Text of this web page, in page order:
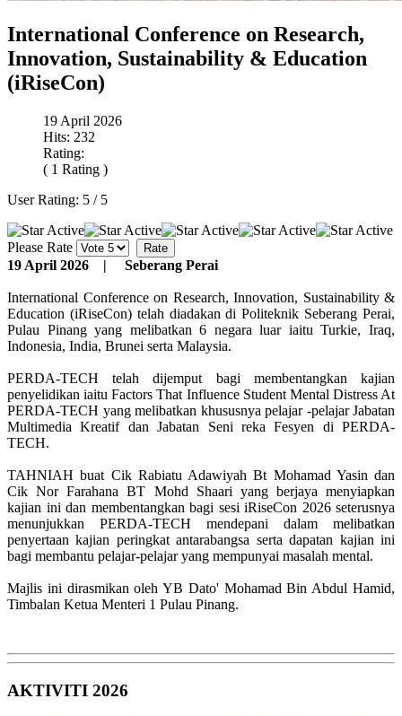
International Conference on Research,
Innovation, Sustainability & Education
(iRiseCon)
19 April 2026
Hits: 232
Rating:
( 1 Rating )
User Rating: 5 / 5
Please Rate
19 April 2026 | Seberang Perai
International Conference on Research, Innovation, Sustainability &
Education (iRiseCon) telah diadakan di Politeknik Seberang Perai,
Pulau Pinang yang melibatkan 6 negara luar iaitu Turkie, Iraq,
Indonesia, India, Brunei serta Malaysia.
PERDA-TECH telah dijemput bagi membentangkan kajian
penyelidikan iaitu Factors That Influence Student Mental Distress At
PERDA-TECH yang melibatkan khususnya pelajar -pelajar Jabatan
Multimedia Kreatif dan Jabatan Seni reka Fesyen di PERDA-
TECH.
TAHNIAH buat Cik Rabiatu Adawiyah Bt Mohamad Yasin dan
Cik Nor Farahana BT Mohd Shaari yang berjaya menyiapkan
kajian ini dan membentangkan bagi sesi iRiseCon 2026 seterusnya
menunjukkan PERDA-TECH mendepani dalam melibatkan
penyertaan kajian peringkat antarabangsa serta dapatan kajian ini
bagi membantu pelajar-pelajar yang mempunyai masalah mental.
Majlis ini dirasmikan oleh YB Dato' Mohamad Bin Abdul Hamid,
Timbalan Ketua Menteri 1 Pulau Pinang.
AKTIVITI 2026